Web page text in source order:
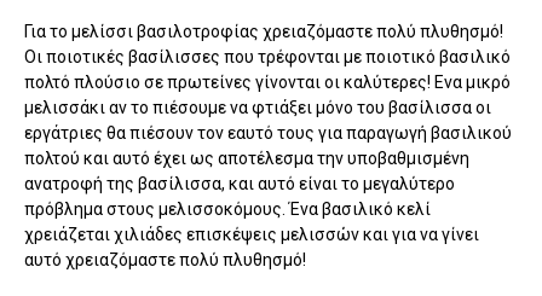
Για το μελίσσι βασιλοτροφίας χρειαζόμαστε πολύ πλυθησμό!
Οι ποιοτικές βασίλισσες που τρέφονται με ποιοτικό βασιλικό
πολτό πλούσιο σε πρωτείνες γίνονται οι καλύτερες! Ενα μικρό
μελισσάκι αν το πιέσουμε να φτιάξει μόνο του βασίλισσα οι
εργάτριες θα πιέσουν τον εαυτό τους για παραγωγή βασιλικού
πολτού και αυτό έχει ως αποτέλεσμα την υποβαθμισμένη
ανατροφή της βασίλισσα, και αυτό είναι το μεγαλύτερο
πρόβλημα στους μελισσοκόμους. Ένα βασιλικό κελί
χρειάζεται χιλιάδες επισκέψεις μελισσών και για να γίνει
αυτό χρειαζόμαστε πολύ πλυθησμό!